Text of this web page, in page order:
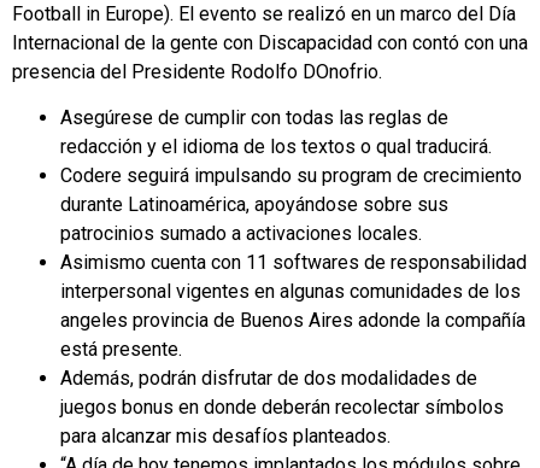
Football in Europe). El evento se realizó en un marco del Día
Internacional de la gente con Discapacidad con contó con una
presencia del Presidente Rodolfo DOnofrio.
Asegúrese de cumplir con todas las reglas de
redacción y el idioma de los textos o qual traducirá.
Codere seguirá impulsando su program de crecimiento
durante Latinoamérica, apoyándose sobre sus
patrocinios sumado a activaciones locales.
Asimismo cuenta con 11 softwares de responsabilidad
interpersonal vigentes en algunas comunidades de los
angeles provincia de Buenos Aires adonde la compañía
está presente.
Además, podrán disfrutar de dos modalidades de
juegos bonus en donde deberán recolectar símbolos
para alcanzar mis desafíos planteados.